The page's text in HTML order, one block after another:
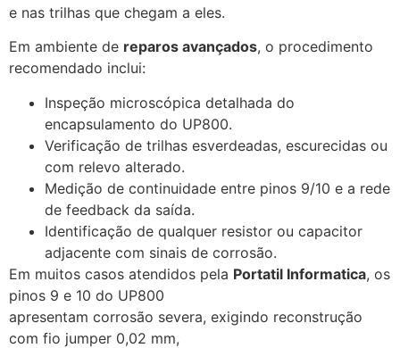
e nas trilhas que chegam a eles.
Em ambiente de reparos avançados, o procedimento
recomendado inclui:
Inspeção microscópica detalhada do
encapsulamento do UP800.
Verificação de trilhas esverdeadas, escurecidas ou
com relevo alterado.
Medição de continuidade entre pinos 9/10 e a rede
de feedback da saída.
Identificação de qualquer resistor ou capacitor
adjacente com sinais de corrosão.
Em muitos casos atendidos pela Portatil Informatica, os
pinos 9 e 10 do UP800
apresentam corrosão severa, exigindo reconstrução
com fio jumper 0,02 mm,